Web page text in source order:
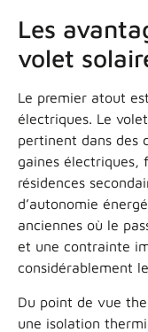
Les
volet
Le premier atout
électriques. Le
pertinent dans des
gaines électriques,
résidences
d’autonomie
anciennes où le
et une contrainte
considérablement
Du point de vue
une isolation